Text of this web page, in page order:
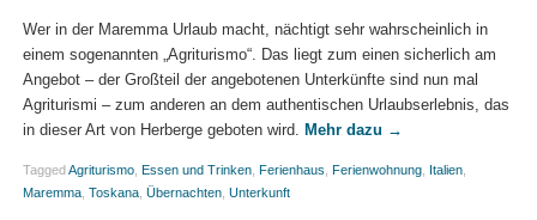
Wer in der Maremma Urlaub macht, nächtigt sehr wahrscheinlich in
einem sogenannten „Agriturismo“. Das liegt zum einen sicherlich am
Angebot – der Großteil der angebotenen Unterkünfte sind nun mal
Agriturismi – zum anderen an dem authentischen Urlaubserlebnis, das
in dieser Art von Herberge geboten wird. Mehr dazu →
TaggedAgriturismo, Essen und Trinken, Ferienhaus Ferienwohnung, Italien,
Maremma, Toskana, Übernachten, Unterkunft